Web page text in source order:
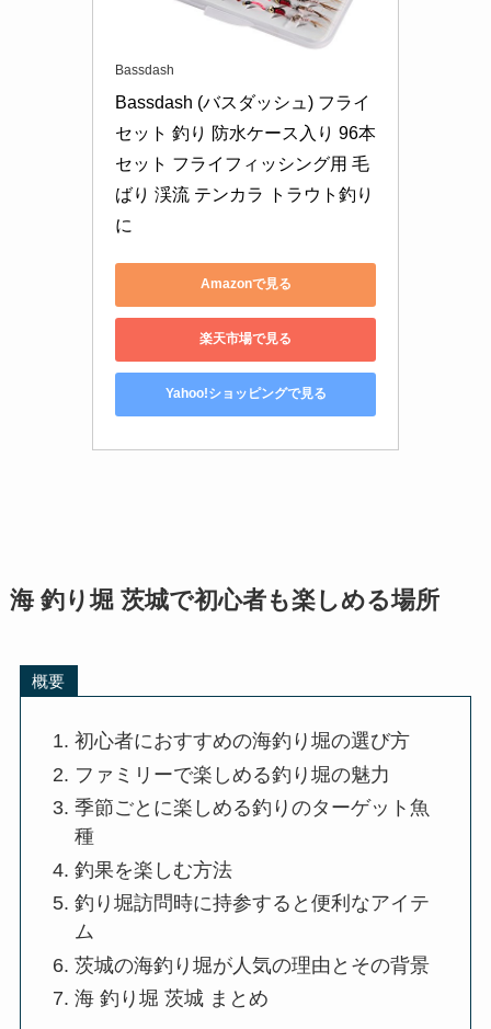
Bassdash
Bassdash (バスダッシュ) フライ
セット 釣り 防水ケース入り 96本
セット フライフィッシング用 毛
ばり 渓流 テンカラ トラウト釣り
に
Amazonで見る
楽天市場で見る
Yahoo!ショッピングで見る
海 釣り堀 茨城で初心者も楽しめる場所
概要
初心者におすすめの海釣り堀の選び方
ファミリーで楽しめる釣り堀の魅力
季節ごとに楽しめる釣りのターゲット魚
種
釣果を楽しむ方法
釣り堀訪問時に持参すると便利なアイテ
ム
茨城の海釣り堀が人気の理由とその背景
海 釣り堀 茨城 まとめ